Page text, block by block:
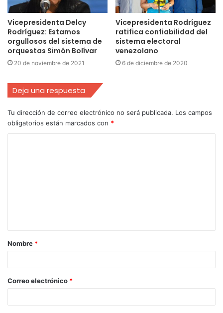
Vicepresidenta Delcy
Rodríguez: Estamos
orgullosos del sistema de
orquestas Simón Bolívar
20 de noviembre de 2021
Vicepresidenta Rodríguez
ratifica confiabilidad del
sistema electoral
venezolano
6 de diciembre de 2020
Deja una respuesta
Tu dirección de correo electrónico no será publicada. Los campos
obligatorios están marcados con *
Nombre *
Correo electrónico *